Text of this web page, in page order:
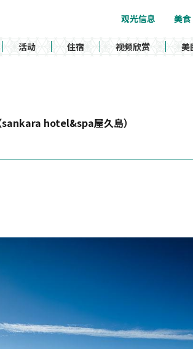
观光信息 美食
活动 住宿 视频欣赏 美
sankara hotel&spa屋久島）